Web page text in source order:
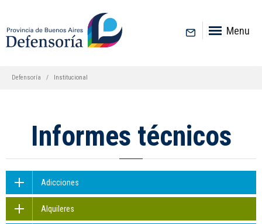
Menu
Defensoría Institucional
Informes técnicos
Adicciones
Alquileres